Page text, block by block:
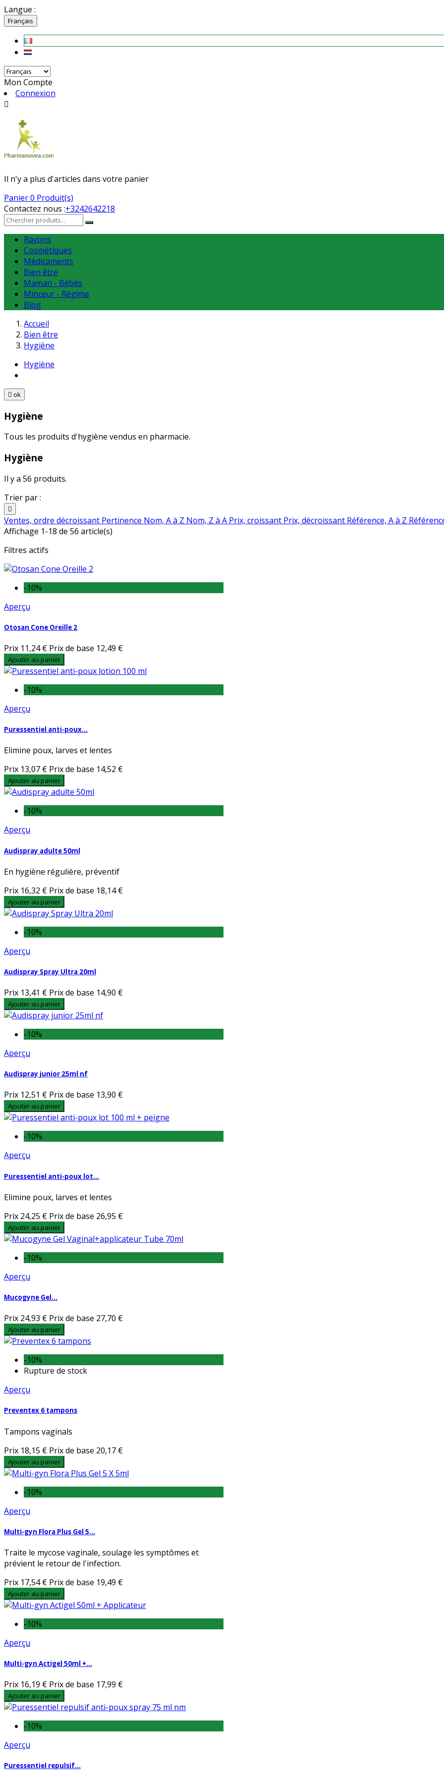
Langue :
Français
Mon Compte
Connexion

Il n'y a plus d'articles dans votre panier
Panier0 Produit(s)
Contactez nous :+3242642218
Rayons
Cosmétiques
Médicaments
Bien être
Maman - Bébés
Minceur - Régime
Blog
Accueil
Bien être
Hygiène
Hygiène
 ok
Hygiène
Tous les produits d'hygiène vendus en pharmacie.
Hygiène
Il y a 56 produits.
Trier par :

Ventes, ordre décroissant Pertinence Nom, A à Z Nom, Z à A Prix, croissant Prix, décroissant Référence, A à Z
Affichage 1-18 de 56 article(s)
Filtres actifs
-10%
Aperçu
Otosan Cone Oreille 2
Prix 11,24 € Prix de base 12,49 €
Ajouter au panier
-10%
Aperçu
Puressentiel anti-poux...
Elimine poux, larves et lentes
Prix 13,07 € Prix de base 14,52 €
Ajouter au panier
-10%
Aperçu
Audispray adulte 50ml
En hygiène régulière, préventif
Prix 16,32 € Prix de base 18,14 €
Ajouter au panier
-10%
Aperçu
Audispray Spray Ultra 20ml
Prix 13,41 € Prix de base 14,90 €
Ajouter au panier
-10%
Aperçu
Audispray junior 25ml nf
Prix 12,51 € Prix de base 13,90 €
Ajouter au panier
-10%
Aperçu
Puressentiel anti-poux lot...
Elimine poux, larves et lentes
Prix 24,25 € Prix de base 26,95 €
Ajouter au panier
-10%
Aperçu
Mucogyne Gel...
Prix 24,93 € Prix de base 27,70 €
Ajouter au panier
-10%
Rupture de stock
Aperçu
Preventex 6 tampons
Tampons vaginals
Prix 18,15 € Prix de base 20,17 €
Ajouter au panier
-10%
Aperçu
Multi-gyn Flora Plus Gel 5...
Traite le mycose vaginale, soulage les symptômes et
prévient le retour de l'infection.
Prix 17,54 € Prix de base 19,49 €
Ajouter au panier
-10%
Aperçu
Multi-gyn Actigel 50ml +...
Prix 16,19 € Prix de base 17,99 €
Ajouter au panier
-10%
Aperçu
Puressentiel repulsif...